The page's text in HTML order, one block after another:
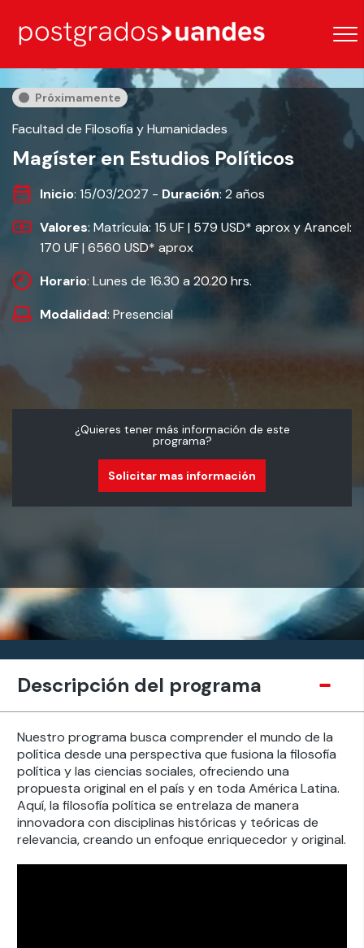
Próximamente
Facultad de Filosofía y Humanidades
Magíster en Estudios Políticos
Inicio: 15/03/2027 - Duración: 2 años
Valores: Matrícula: 15 UF | 579 USD* aprox y Arancel:
170 UF | 6560 USD* aprox
Horario: Lunes de 16.30 a 20.20 hrs.
Modalidad: Presencial
¿Quieres tener más información de este
programa?
Solicitar mas información
Descripción del programa
Nuestro programa busca comprender el mundo de la
política desde una perspectiva que fusiona la filosofía
política y las ciencias sociales, ofreciendo una
propuesta original en el país y en toda América Latina.
Aquí, la filosofía política se entrelaza de manera
innovadora con disciplinas históricas y teóricas de
relevancia, creando un enfoque enriquecedor y original.